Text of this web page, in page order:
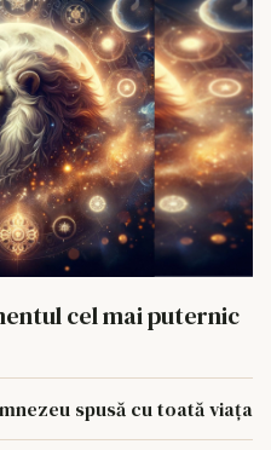
cel mai puternic
spusă cu toată viața